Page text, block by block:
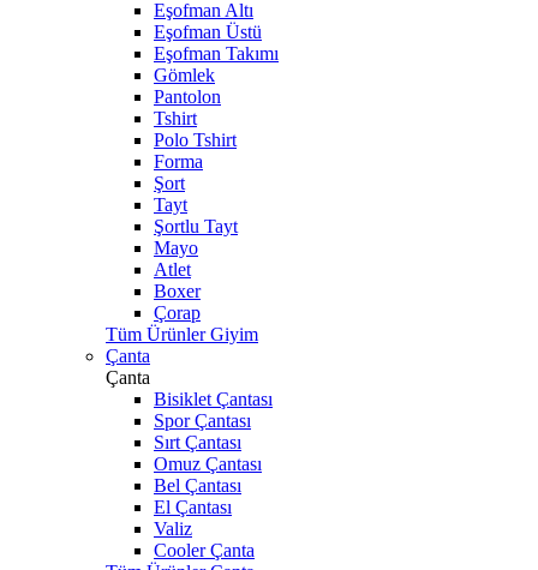
Eşofman Altı
Eşofman Üstü
Eşofman Takımı
Gömlek
Pantolon
Tshirt
Polo Tshirt
Forma
Şort
Tayt
Şortlu Tayt
Mayo
Atlet
Boxer
Çorap
Tüm Ürünler Giyim
Çanta
Çanta
Bisiklet Çantası
Spor Çantası
Sırt Çantası
Omuz Çantası
Bel Çantası
El Çantası
Valiz
Cooler Çanta